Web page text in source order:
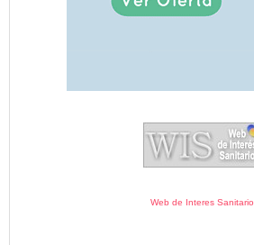
Web de Interes Sanitario